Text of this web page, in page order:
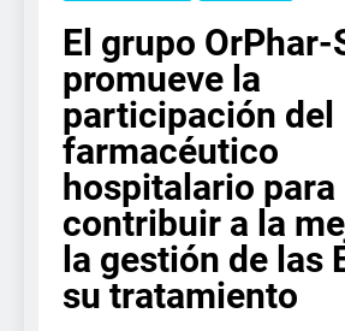
El grupo OrPhar-
promueve la
participación del
farmacéutico
hospitalario para
contribuir a la
la gestión de las
su tratamiento